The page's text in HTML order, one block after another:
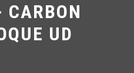
CARBON
UD